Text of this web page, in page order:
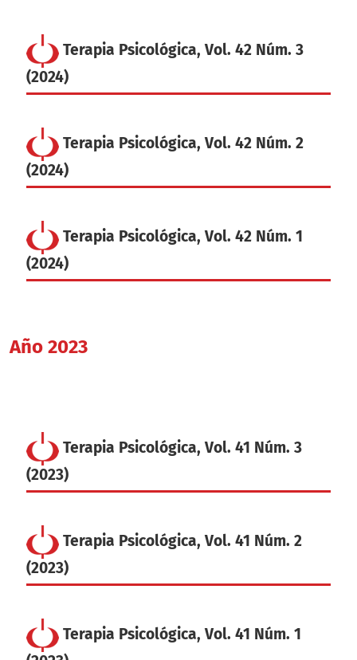
Terapia Psicológica, Vol. 42 Núm. 3
(2024)
Terapia Psicológica, Vol. 42 Núm. 2
(2024)
Terapia Psicológica, Vol. 42 Núm. 1
(2024)
Año 2023
Terapia Psicológica, Vol. 41 Núm. 3
(2023)
Terapia Psicológica, Vol. 41 Núm. 2
(2023)
Terapia Psicológica, Vol. 41 Núm. 1